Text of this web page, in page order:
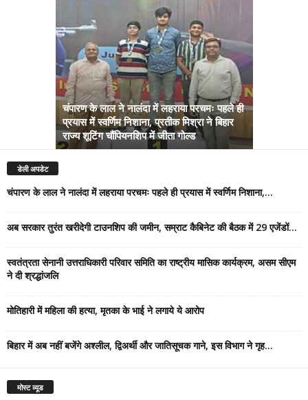
चंपारण के लाल ने नालंदा में लहराया परचमः पहले ही
प्रयास में स्वर्णिम निशाना, प्रतीक मिश्रा ने बिहार
राज्य शूटिंग चौंपियनशिप में जीता गोल्ड
डेली अपडेट
चंपारण के लाल ने नालंदा में लहराया परचमः पहले ही प्रयास में स्वर्णिम निशाना,...
अब सरकार तुरंत खरीदेगी टाउनशिप की जमीन, सम्राट कैबिनेट की बैठक में 29 एजेंडों...
स्वतंत्रता सेनानी उत्तराधिकारी परिवार समिति का राष्ट्रीय मासिक कार्यक्रम, असम सीएम
ने दी श्रद्धांजलि
मोतिहारी में महिला की हत्या, मृतका के भाई ने लगाये ये आरोप
बिहार में अब नहीं बजेंगे अश्लील, द्विअर्थी और जातिसूचक गाने, इस विभाग ने गृह...
मोस्ट व्यूड